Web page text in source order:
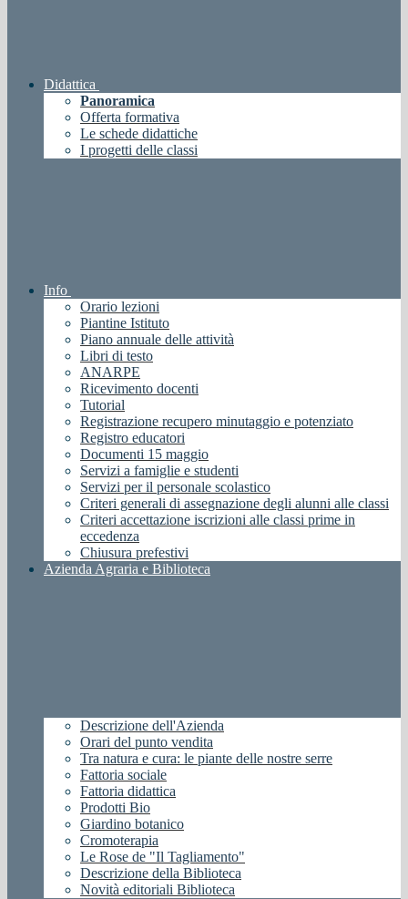
Didattica
Panoramica
Offerta formativa
Le schede didattiche
I progetti delle classi
Info
Orario lezioni
Piantine Istituto
Piano annuale delle attività
Libri di testo
ANARPE
Ricevimento docenti
Tutorial
Registrazione recupero minutaggio e potenziato
Registro educatori
Documenti 15 maggio
Servizi a famiglie e studenti
Servizi per il personale scolastico
Criteri generali di assegnazione degli alunni alle classi
Criteri accettazione iscrizioni alle classi prime in
eccedenza
Chiusura prefestivi
Azienda Agraria e Biblioteca
Descrizione dell'Azienda
Orari del punto vendita
Tra natura e cura: le piante delle nostre serre
Fattoria sociale
Fattoria didattica
Prodotti Bio
Giardino botanico
Cromoterapia
Le Rose de "Il Tagliamento"
Descrizione della Biblioteca
Novità editoriali Biblioteca